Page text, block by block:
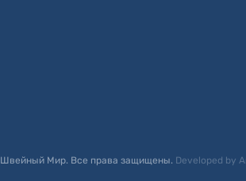
Швейный Мир. Все права защищены. Developed by